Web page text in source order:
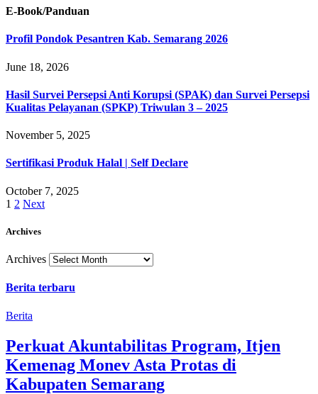
E-Book/Panduan
Profil Pondok Pesantren Kab. Semarang 2026
June 18, 2026
Hasil Survei Persepsi Anti Korupsi (SPAK) dan Survei Persepsi
Kualitas Pelayanan (SPKP) Triwulan 3 – 2025
November 5, 2025
Sertifikasi Produk Halal | Self Declare
October 7, 2025
1 2 Next
Archives
Archives
Berita terbaru
Berita
Perkuat Akuntabilitas Program, Itjen
Kemenag Monev Asta Protas di
Kabupaten Semarang